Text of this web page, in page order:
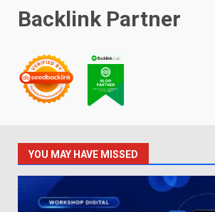
Backlink Partner
YOU MAY HAVE MISSED